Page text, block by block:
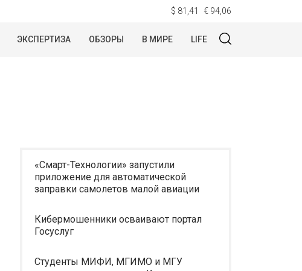
$ 81,41 € 94,06
ЭКСПЕРТИЗА ОБЗОРЫ В МИРЕ LIFE
«Смарт-Технологии» запустили
приложение для автоматической
заправки самолетов малой авиации
Кибермошенники осваивают портал
Госуслуг
Студенты МИФИ, МГИМО и МГУ